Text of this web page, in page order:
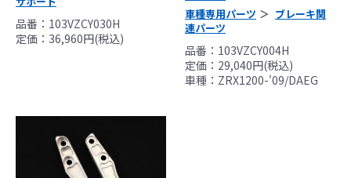
品番：103VZCY030H
定価：36,960円(税込)
車種専用パーツ
ブレーキ関
連パーツ
品番：103VZCY004H
定価：29,040円(税込)
車種：ZRX1200-'09/DAEG
を有した整備士が、指定のサービスマニュア
ル、指定の基準に基づいた取り付けを行って
なお、取付時、使用時、その他で起きた全て
く、商品の返品、クレーム等も受付できませ
んので、あらかじめご了承ください。
●商品の仕様・価格につきましては事前の予告
無く変更となる場合がありますので了承願い